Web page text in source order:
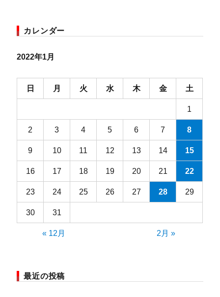
カレンダー
2022年1月
日 月 火 水 木 金 土
1
2 3 4 5 6 7 8
9 10 11 12 13 14 15
16 17 18 19 20 21 22
23 24 25 26 27 28 29
30 31
« 12月 2月 »
最近の投稿